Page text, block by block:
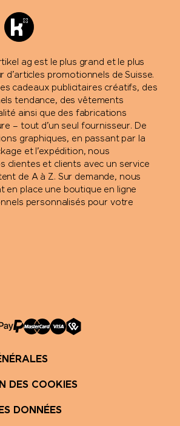
ag est le plus grand et le plus
d’articles promotionnels de Suisse.
cadeaux publicitaires créatifs, des
tendance, des vêtements
ainsi que des fabrications
– tout d’un seul fournisseur. De
graphiques, en passant par la
et l’expédition, nous
clientes et clients avec un service
de A à Z. Sur demande, nous
en place une boutique en ligne
personnalisés pour votre
DES COOKIES
DONNÉES